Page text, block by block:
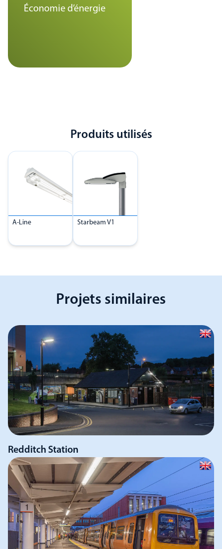
Économie d’énergie
Produits utilisés
A-Line Starbeam V1
Projets similaires
Redditch Station